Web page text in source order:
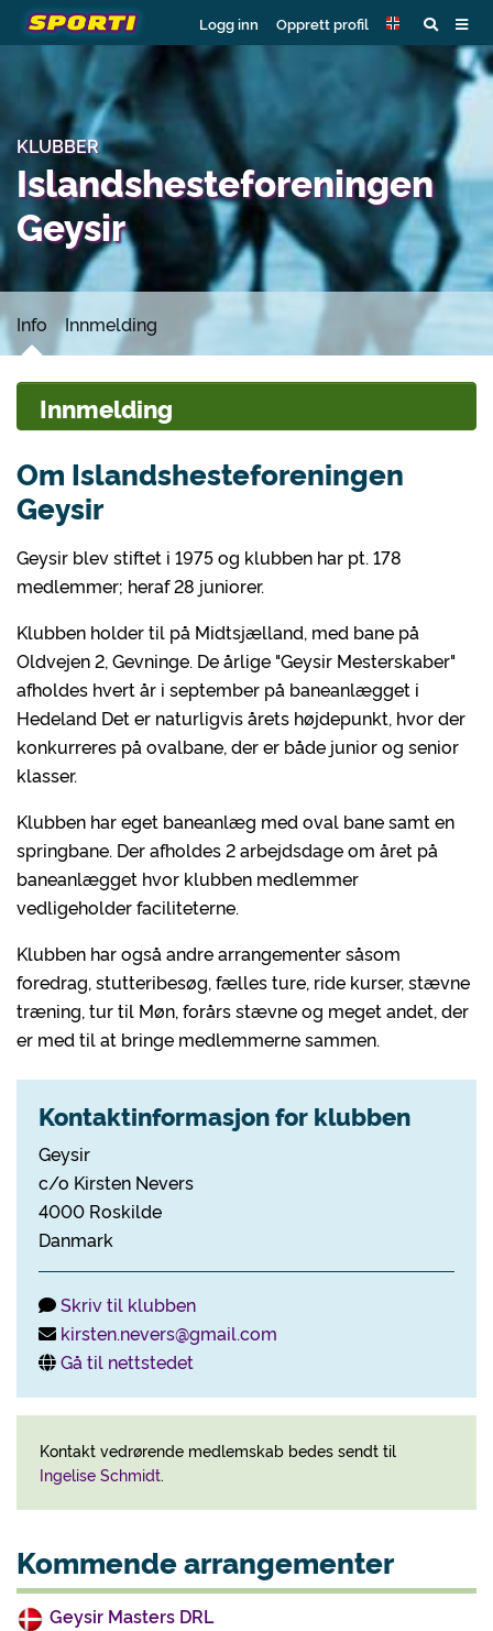
Logg inn Opprett profil
KLUBBER
Islandshesteforeningen
Geysir
Info Innmelding
Om Islandshesteforeningen
Geysir
Geysir blev stiftet i 1975 og klubben har pt. 178
medlemmer; heraf 28 juniorer.
Klubben holder til på Midtsjælland, med bane på
Oldvejen 2, Gevninge. De årlige "Geysir Mesterskaber"
afholdes hvert år i september på baneanlægget i
Hedeland Det er naturligvis årets højdepunkt, hvor der
konkurreres på ovalbane, der er både junior og senior
klasser.
Klubben har eget baneanlæg med oval bane samt en
springbane. Der afholdes 2 arbejdsdage om året på
baneanlægget hvor klubben medlemmer
vedligeholder faciliteterne.
Klubben har også andre arrangementer såsom
foredrag, stutteribesøg, fælles ture, ride kurser, stævne
træning, tur til Møn, forårs stævne og meget andet, der
er med til at bringe medlemmerne sammen.
Kontaktinformasjon for klubben
Geysir
c/o Kirsten Nevers
4000 Roskilde
Danmark
Skriv til klubben
kirsten.nevers@gmail.com
Gå til nettstedet
Kontakt vedrørende medlemskab bedes sendt til
Ingelise Schmidt.
Kommende arrangementer
Geysir Masters DRL
Innmelding